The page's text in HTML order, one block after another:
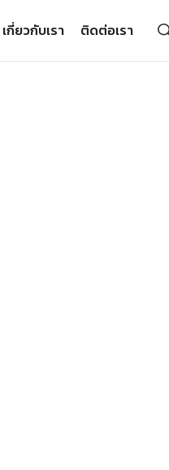
เกี่ยวกับเรา ติดต่อเรา